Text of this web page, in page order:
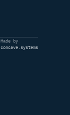
Made by
concave.systems